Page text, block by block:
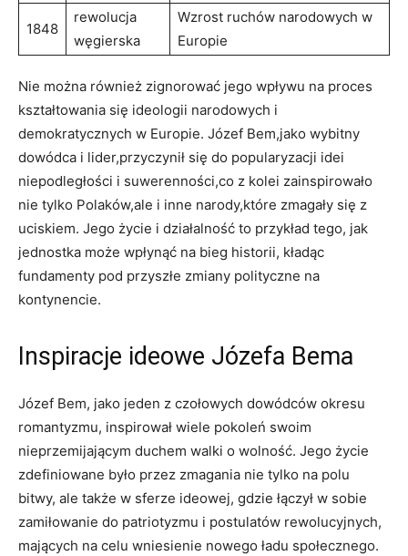
1848
rewolucja
węgierska
Wzrost ruchów narodowych w
Europie
Nie można również zignorować⁤ jego wpływu na⁤ proces
kształtowania się ideologii narodowych i
demokratycznych w Europie. Józef Bem,jako wybitny
dowódca i lider,przyczynił ⁣się do popularyzacji idei
niepodległości i suwerenności,co z kolei zainspirowało
nie tylko Polaków,ale‍ i inne narody,które zmagały się z
uciskiem. Jego życie i działalność to przykład tego, ​jak
‌jednostka może wpłynąć na⁤ bieg historii, kładąc
fundamenty⁤ pod przyszłe zmiany polityczne na‍
kontynencie.
Inspiracje ideowe Józefa Bema
Józef⁤ Bem, jako‍ jeden z czołowych dowódców⁣ okresu
romantyzmu, inspirował wiele pokoleń swoim
nieprzemijającym duchem walki o​ wolność. Jego życie
zdefiniowane było przez zmagania nie tylko na polu⁣
bitwy, ale także⁣ w sferze ideowej,‌ gdzie łączył w ‍sobie
zamiłowanie do patriotyzmu i postulatów rewolucyjnych,
mających na celu wniesienie nowego‌ ładu społecznego.